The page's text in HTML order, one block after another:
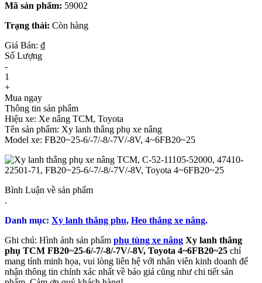
Mã sản phẩm: 59002
Trạng thái: Còn hàng
Giá Bán: ₫
Số Lượng
-
1
+
Mua ngay
Thông tin sản phẩm
Hiệu xe: Xe nâng TCM, Toyota
Tên sản phẩm: Xy lanh thắng phụ xe nâng
Model xe: FB20~25-6/-7/-8/-7V/-8V, 4~6FB20~25
Bình Luận về sản phẩm
.
Danh mục: Xy lanh thắng phụ, Heo thắng xe nâng.
Ghi chú: Hình ảnh sản phẩm phụ tùng xe nâng Xy lanh thắng
phụ TCM FB20~25-6/-7/-8/-7V/-8V, Toyota 4~6FB20~25 chỉ
mang tính minh họa, vui lòng liên hệ với nhân viên kinh doanh để
nhận thông tin chính xác nhất về báo giá cũng như chi tiết sản